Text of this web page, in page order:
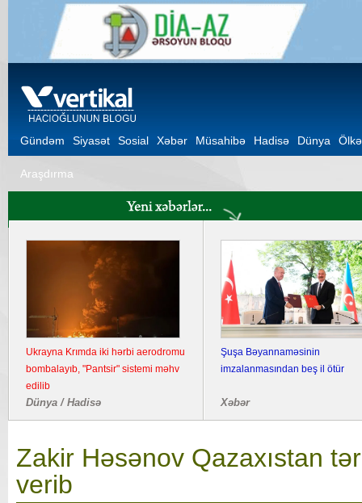
Gündəm Siyasət Sosial Xəbər Müsahibə Hadisə Dünya Ölkə
Araşdırma
Ukrayna Krımda iki hərbi aerodromu
bombalayıb, "Pantsir" sistemi məhv
edilib
Dünya / Hadisə
Şuşa Bəyannaməsinin
imzalanmasından beş il ötür
Xəbər
Zakir Həsənov Qazaxıstan
verib